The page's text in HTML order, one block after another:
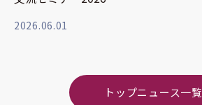
2026.06.01
トップニュース一覧